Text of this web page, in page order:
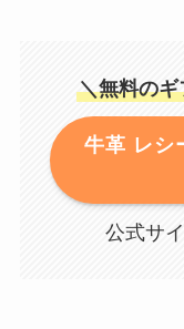
＼無料の
牛革 レシ
公式サイ